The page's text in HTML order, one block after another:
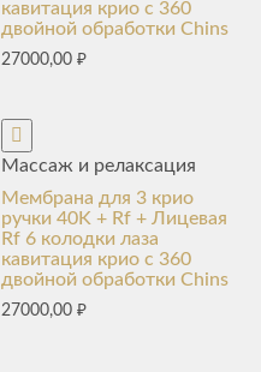
кавитация крио с 360
двойной обработки Chins
27000,00₽
Массаж и релаксация
Мембрана для 3 крио
ручки 40K + Rf + Лицевая
Rf 6 колодки лаза
кавитация крио с 360
двойной обработки Chins
27000,00₽